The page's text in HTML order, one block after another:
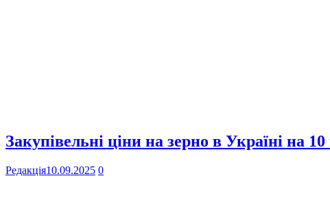
Закупівельні ціни на зерно в Україні на
Редакція10.09.2025 0